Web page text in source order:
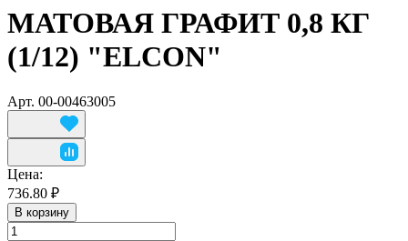
МАТОВАЯ ГРАФИТ 0,8 КГ
(1/12) "ELCON"
Арт. 00-00463005
Цена:
736.80 ₽
В корзину